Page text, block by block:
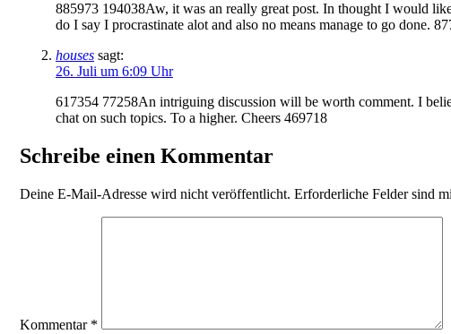
885973 194038Aw, it was an really great post. In thought I would
do I say I procrastinate alot and also no means manage to go done.
houses sagt:
26. Juli um 6:09 Uhr
617354 77258An intriguing discussion will be worth comment. I
chat on such topics. To a higher. Cheers 469718
Schreibe einen Kommentar
Deine E-Mail-Adresse wird nicht veröffentlicht. Erforderliche Felder sind
Kommentar *